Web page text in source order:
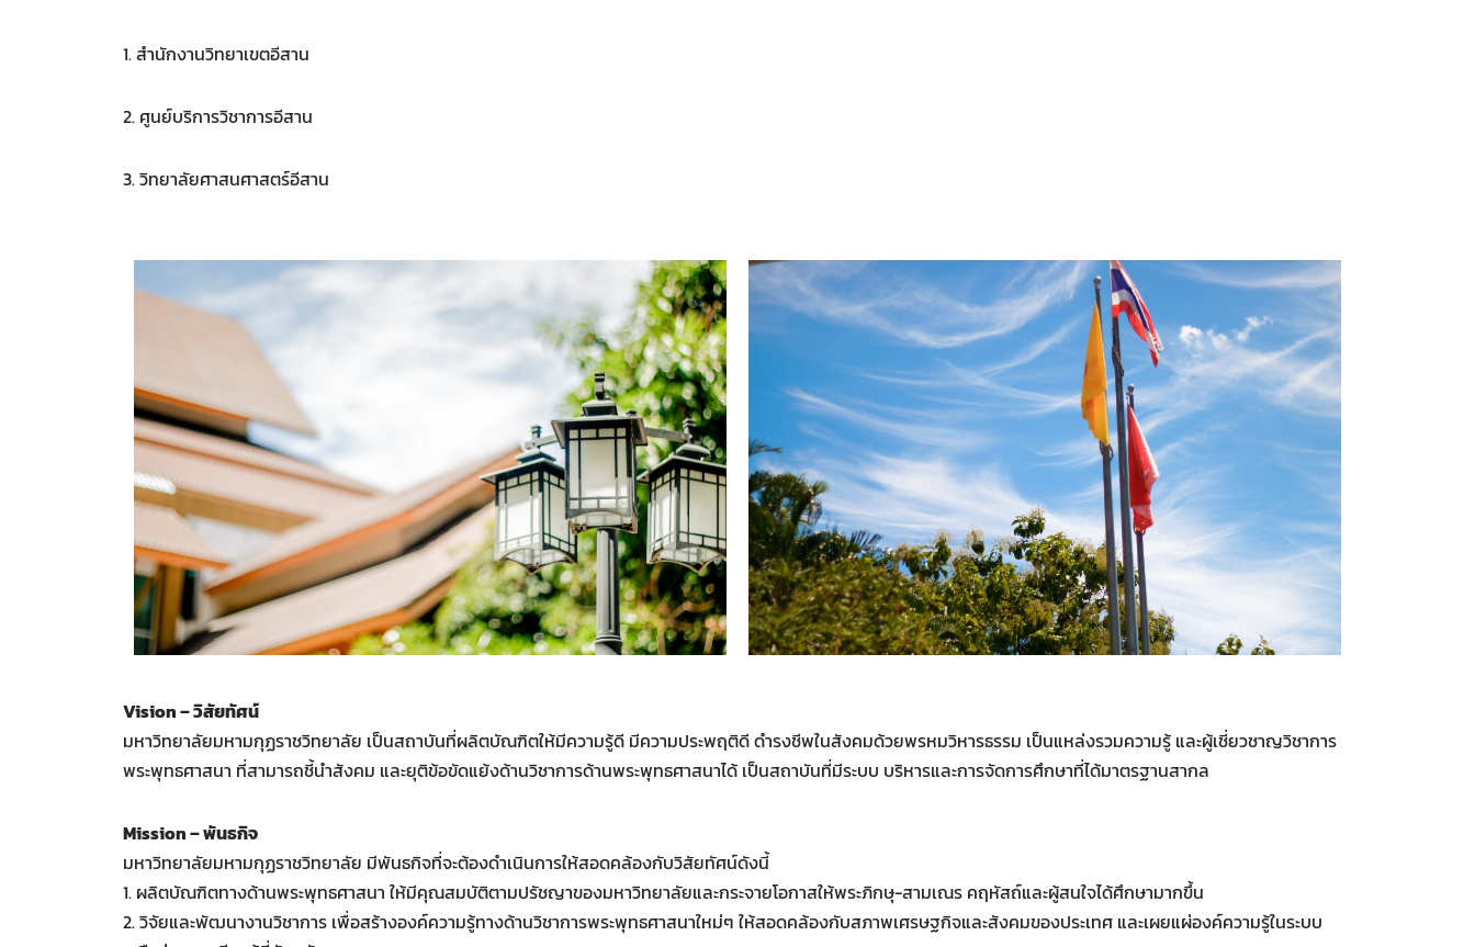
1. สำนักงานวิทยาเขตอีสาน
2. ศูนย์บริการวิชาการอีสาน
3. วิทยาลัยศาสนศาสตร์อีสาน
Vision – วิสัยทัศน์
มหาวิทยาลัยมหามกุฏราชวิทยาลัย เป็นสถาบันที่ผลิตบัณฑิตให้มีความรู้ดี มีความประพฤติดี ดำรงชีพในสังคมด้วยพรหมวิหารธรรม เป็นแหล่งรวมความรู้ และผู้เชี่ยวชาญวิชาการ
พระพุทธศาสนา ที่สามารถชี้นำสังคม และยุติข้อขัดแย้งด้านวิชาการด้านพระพุทธศาสนาได้ เป็นสถาบันที่มีระบบ บริหารและการจัดการศึกษาที่ได้มาตรฐานสากล
Mission – พันธกิจ
มหาวิทยาลัยมหามกุฏราชวิทยาลัย มีพันธกิจที่จะต้องดำเนินการให้สอดคล้องกับวิสัยทัศน์ดังนี้
1. ผลิตบัณฑิตทางด้านพระพุทธศาสนา ให้มีคุณสมบัติตามปรัชญาของมหาวิทยาลัยและกระจายโอกาสให้พระภิกษุ-สามเณร คฤหัสถ์และผู้สนใจได้ศึกษามากขึ้น
2. วิจัยและพัฒนางานวิชาการ เพื่อสร้างองค์ความรู้ทางด้านวิชาการพระพุทธศาสนาใหม่ๆ ให้สอดคล้องกับสภาพเศรษฐกิจและสังคมของประเทศ และเผยแผ่องค์ความรู้ในระบบ